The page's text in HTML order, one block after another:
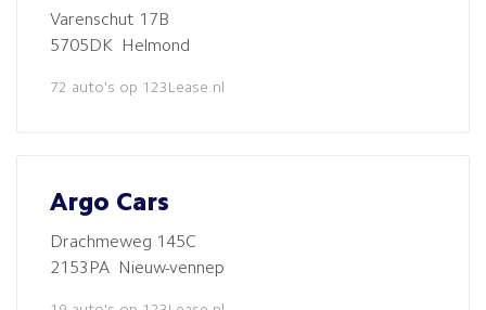
Varenschut 17B
5705DK Helmond
72 auto's op 123Lease.nl
Argo Cars
Drachmeweg 145C
2153PA Nieuw-vennep